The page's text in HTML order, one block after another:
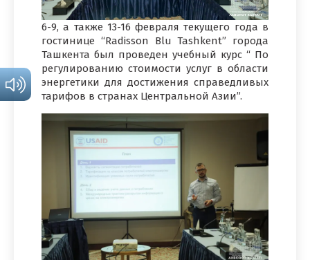
6-9, а также 13-16 февраля текущего года в
гостинице “Radisson Blu Tashkent” города
Ташкента был проведен учебный курс “ По
регулированию стоимости услуг в области
энергетики для достижения справедливых
тарифов в странах Центральной Азии”.